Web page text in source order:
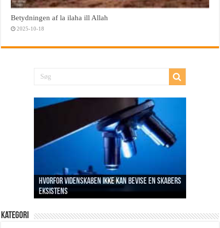
Betydningen af la ilaha ill Allah
2025-10-18
Hvorfor videnskaben ikke kan bevise en Skabers
eksistens
Profetens formål med da’wah i Mekkah
Betydningen af la ilaha ill Allah
Sabr og håbløshed
Hvem skabte så skaberen?
Kategori